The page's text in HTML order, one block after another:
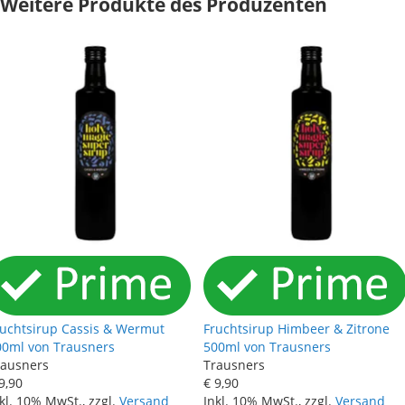
Cassis & Wermut
von Trausners
,90
10% MwSt., zzgl. Versand
Fruchtsirup Himbeer & Zitrone
500ml von Trausners
Trausners
€ 9,90
Inkl. 10% MwSt., zzgl. Versand